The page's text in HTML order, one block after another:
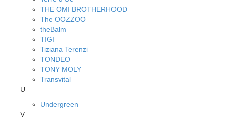
THE OMI BROTHERHOOD
The OOZZOO
theBalm
TIGI
Tiziana Terenzi
TONDEO
TONY MOLY
Transvital
U
Undergreen
V